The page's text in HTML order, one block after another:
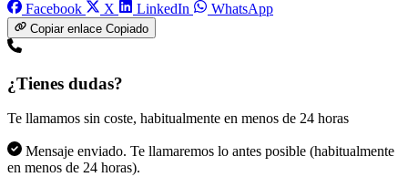
Facebook
X LinkedIn WhatsApp
Copiar enlace Copiado
¿Tienes dudas?
Te llamamos sin coste, habitualmente en menos de 24 horas
Mensaje enviado. Te llamaremos lo antes posible (habitualmente
en menos de 24 horas).